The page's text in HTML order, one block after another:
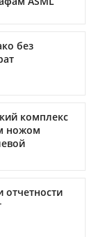
без
комплекс
ножом
отчетности